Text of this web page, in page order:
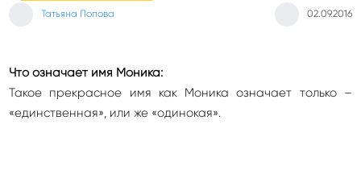
Татьяна Попова 02.09.2016
Что означает имя Моника:
Такое прекрасное имя как Моника означает только –
«единственная», или же «одинокая».